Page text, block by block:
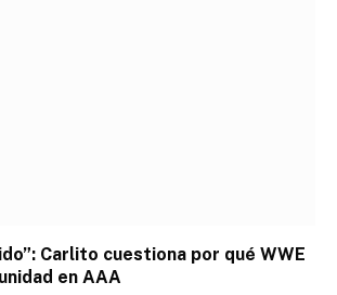
Carlito cuestiona por qué WWE
en AAA